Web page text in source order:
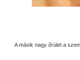
A másik nagy őrület a